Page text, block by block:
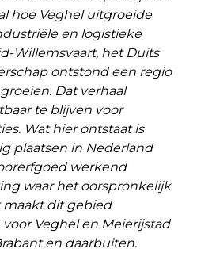
hoe Veghel uitgroeide
en logistieke
Willemsvaart, het Duits
ontstond een regio
Dat verhaal
te blijven voor
Wat hier ontstaat is
plaatsen in Nederland
werkend
waar het oorspronkelijk
maakt dit gebied
Veghel en Meierijstad
en daarbuiten.